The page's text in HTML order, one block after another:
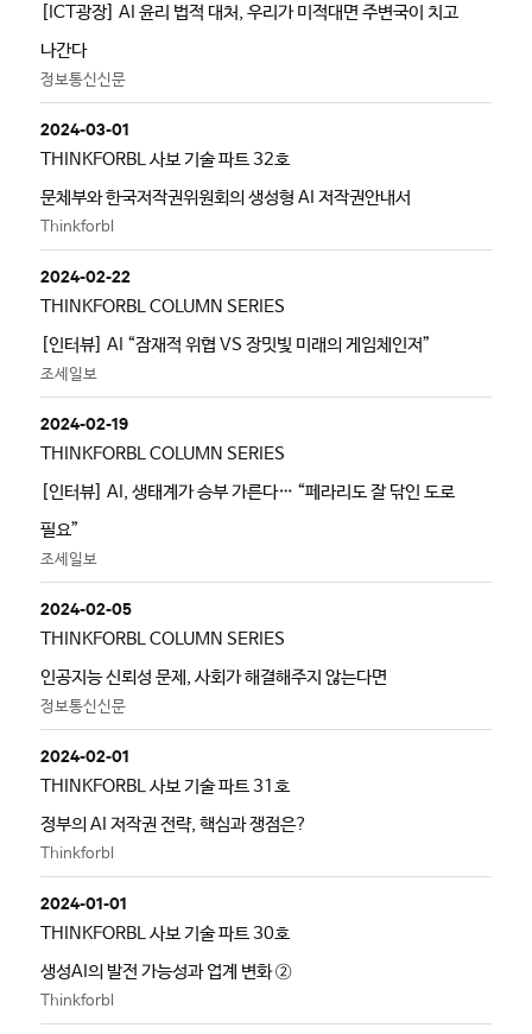
[ICT광장] AI 윤리 법적 대처, 우리가 미적대면 주변국이 치고
나간다
정보통신신문
2024-03-01
THINKFORBL 사보 기술 파트 32호
문체부와 한국저작권위원회의 생성형 AI 저작권안내서
Thinkforbl
2024-02-22
THINKFORBL COLUMN SERIES
[인터뷰] AI “잠재적 위협 VS 장밋빛 미래의 게임체인저”
조세일보
2024-02-19
THINKFORBL COLUMN SERIES
[인터뷰] AI, 생태계가 승부 가른다… “페라리도 잘 닦인 도로
필요”
조세일보
2024-02-05
THINKFORBL COLUMN SERIES
인공지능 신뢰성 문제, 사회가 해결해주지 않는다면
정보통신신문
2024-02-01
THINKFORBL 사보 기술 파트 31호
정부의 AI 저작권 전략, 핵심과 쟁점은?
Thinkforbl
2024-01-01
THINKFORBL 사보 기술 파트 30호
생성AI의 발전 가능성과 업계 변화 ②
Thinkforbl